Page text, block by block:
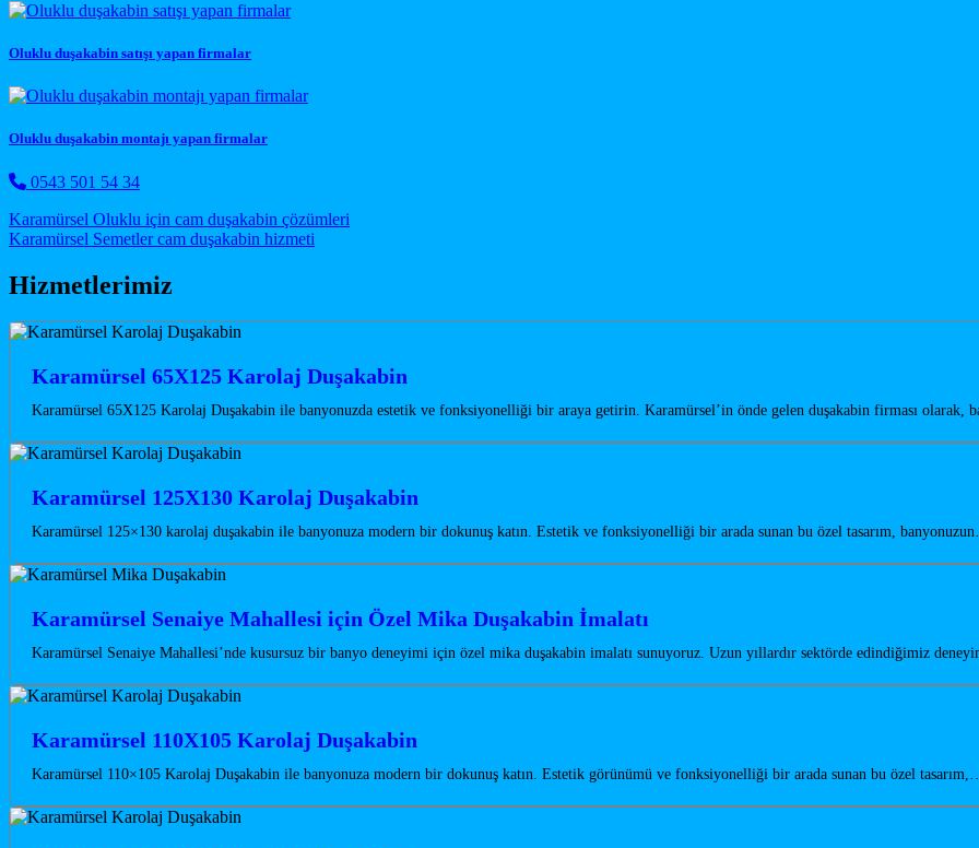
Oluklu duşakabin satışı yapan firmalar
Oluklu duşakabin montajı yapan firmalar
0543 501 54 34
Post navigation
Karamürsel Oluklu için cam duşakabin çözümleri
Karamürsel Semetler cam duşakabin hizmeti
Hizmetlerimiz
Karamürsel 65X125 Karolaj Duşakabin
Karamürsel 65X125 Karolaj Duşakabin ile banyonuzda estetik ve fonksiyonelliği bir araya getirin. Karamürsel’in önde gelen duşakabin firması olarak,
Karamürsel 125X130 Karolaj Duşakabin
Karamürsel 125×130 karolaj duşakabin ile banyonuza modern bir dokunuş katın. Estetik ve fonksiyonelliği bir arada sunan bu özel tasarım,
Karamürsel Senaiye Mahallesi için Özel Mika Duşakabin İmalatı
Karamürsel Senaiye Mahallesi’nde kusursuz bir banyo deneyimi için özel mika duşakabin imalatı sunuyoruz. Uzun yıllardır sektörde edindiğimiz
Karamürsel 110X105 Karolaj Duşakabin
Karamürsel 110×105 Karolaj Duşakabin ile banyonuza modern bir dokunuş katın. Estetik görünümü ve fonksiyonelliği bir arada sunan bu özel